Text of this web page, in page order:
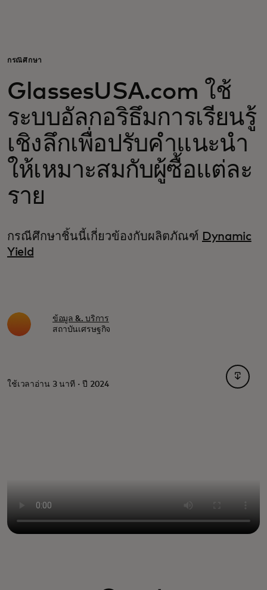
สำหรับธุรกิจ
เพื่อโลก
สำหรับผู้สร้างนวัตกรรม
ข่าวสารและแนวโน้ม
กรณีศึกษา
GlassesUSA.com ใช้
ระบบอัลกอริธึมการเรียนรู้
เชิงลึกเพื่อปรับคำแนะนำ
ให้เหมาะสมกับผู้ซื้อแต่ละ
ราย
กรณีศึกษาชิ้นนี้เกี่ยวข้องกับผลิตภัณฑ์ Dynamic
Yield
ข้อมูล &. บริการ
สถาบันเศรษฐกิจ
ใช้เวลาอ่าน 3 นาที · ปี 2024
opens